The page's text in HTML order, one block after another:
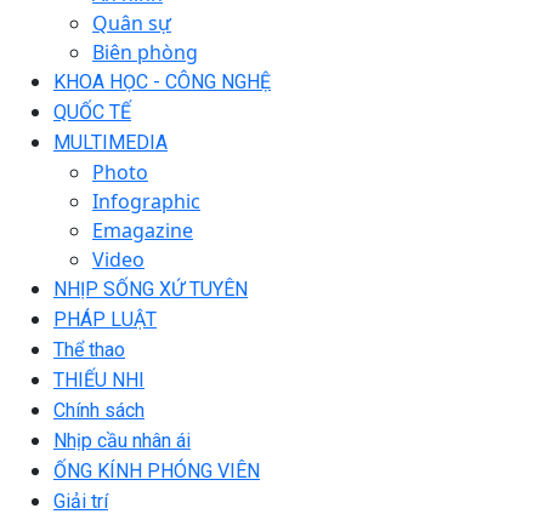
Quân sự
Biên phòng
KHOA HỌC - CÔNG NGHỆ
QUỐC TẾ
MULTIMEDIA
Photo
Infographic
Emagazine
Video
NHỊP SỐNG XỨ TUYÊN
PHÁP LUẬT
Thể thao
THIẾU NHI
Chính sách
Nhịp cầu nhân ái
ỐNG KÍNH PHÓNG VIÊN
Giải trí